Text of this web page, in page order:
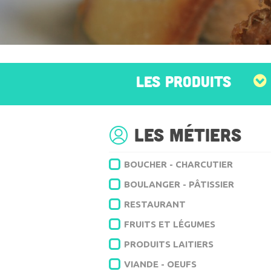
LES PRODUITS
Les métiers
BOUCHER - CHARCUTIER
BOULANGER - PÂTISSIER
RESTAURANT
FRUITS ET LÉGUMES
PRODUITS LAITIERS
VIANDE - OEUFS